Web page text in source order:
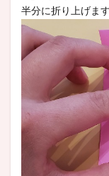
半分に折り上げます